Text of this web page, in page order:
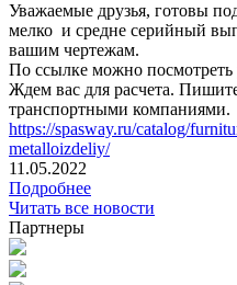
Уважаемые друзья, готовы
мелко и средне серийный
вашим чертежам.
По ссылке можно посмотреть
Ждем вас для расчета.
транспортными компаниями.
https://spasway.ru/catalog/
metalloizdeliy/
11.05.2022
Подробнее
Читать все новости
Партнеры